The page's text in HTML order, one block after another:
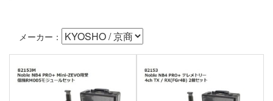
メーカー：